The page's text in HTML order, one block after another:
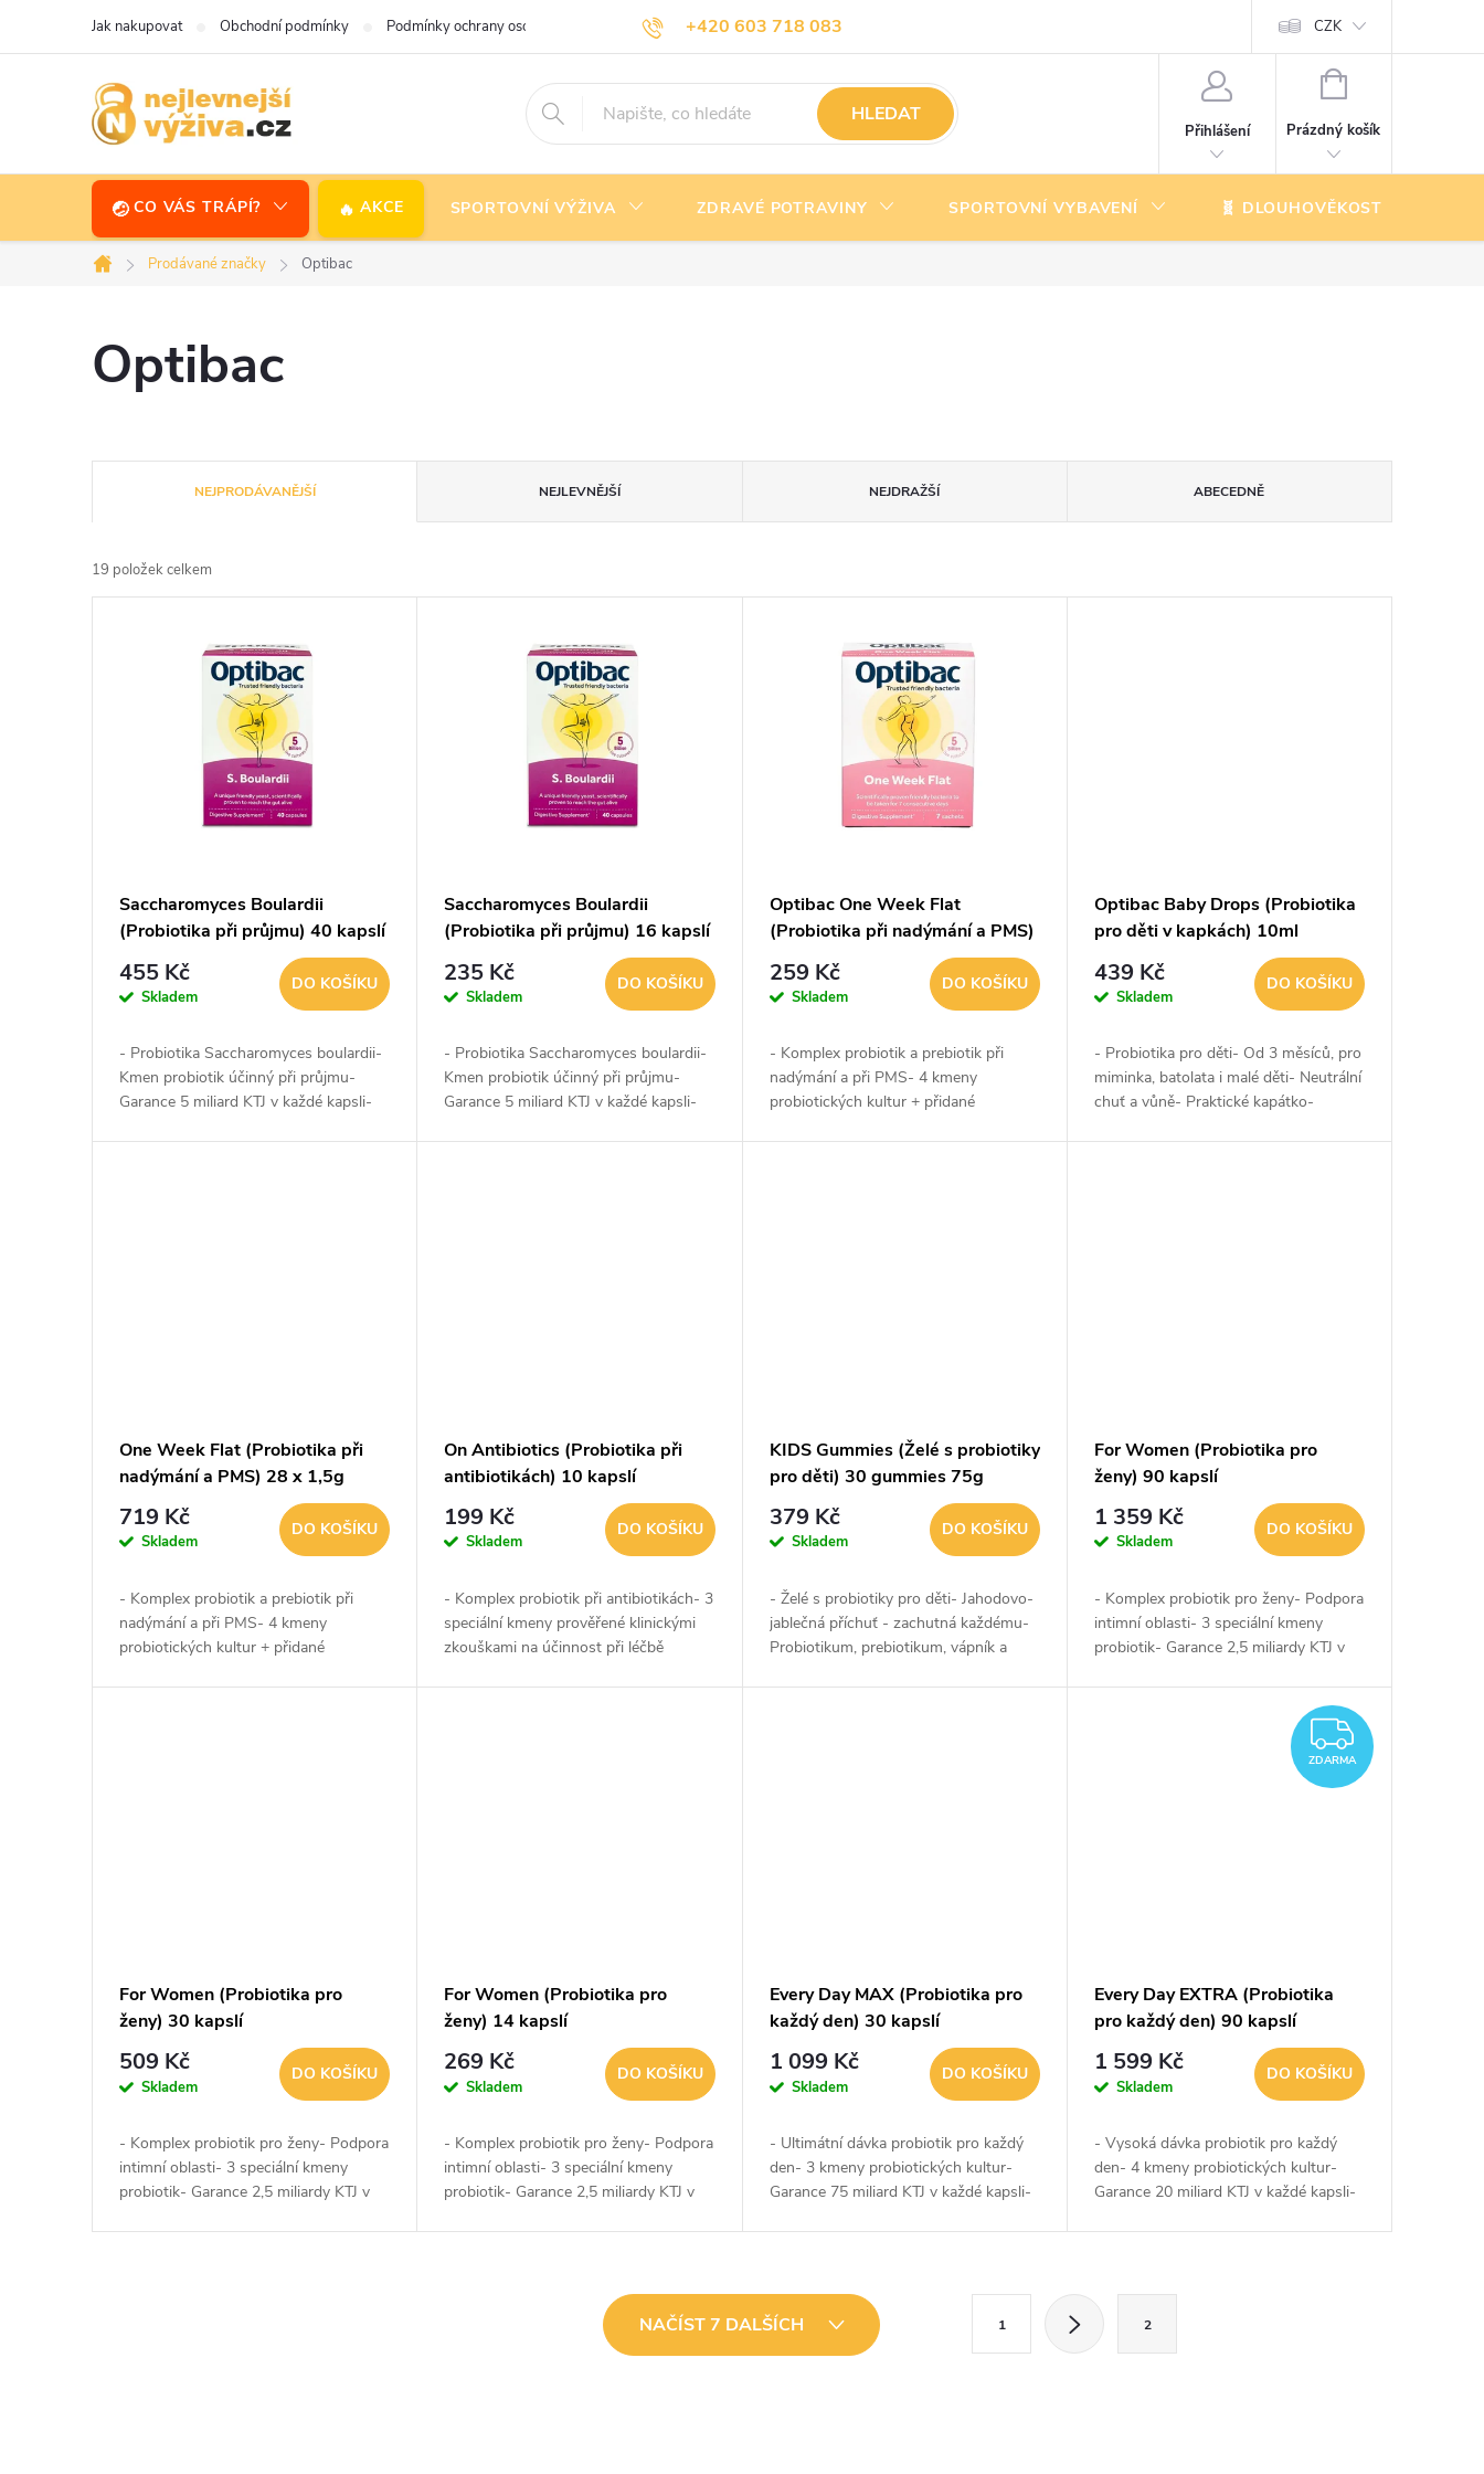
+420 603 718 083
info@nejlevnejsivyziva.cz
Jak nakupovat Obchodní podmínky Podmínky ochrany osobních údajů Doprava a platba Kontakty CZK
HLEDAT
Přihlášení
NÁKUPNÍ
Prázdný košík
CO VÁS TRÁPÍ? AKCE SPORTOVNÍ VÝŽIVA ZDRAVÉ POTRAVINY SPORTOVNÍ VYBAVENÍ 🧬 DLOUHOVĚKOST
Domů
Prodávané značky Optibac
Optibac
a
z
t
NEJPRODÁVANĚJŠÍ NEJLEVNĚJŠÍ NEJDRAŽŠÍ ABECEDNĚ
19 položek celkem
Saccharomyces Boulardii
(Probiotika při průjmu) 40 kapslí
455 Kč
Skladem
DO KOŠÍKU
- Probiotika Saccharomyces boulardii-
Kmen probiotik účinný při průjmu-
Garance 5 miliard KTJ v každé kapsli-
Saccharomyces Boulardii
(Probiotika při průjmu) 16 kapslí
235 Kč
Skladem
DO KOŠÍKU
- Probiotika Saccharomyces boulardii-
Kmen probiotik účinný při průjmu-
Garance 5 miliard KTJ v každé kapsli-
Optibac One Week Flat
(Probiotika při nadýmání a PMS)
7 x 1,5g sáček
259 Kč
Skladem
DO KOŠÍKU
- Komplex probiotik a prebiotik při
nadýmání a při PMS- 4 kmeny
probiotických kultur + přidané
Optibac Baby Drops (Probiotika
pro děti v kapkách) 10ml
439 Kč
Skladem
DO KOŠÍKU
- Probiotika pro děti- Od 3 měsíců, pro
miminka, batolata i malé děti- Neutrální
chuť a vůně- Praktické kapátko-
One Week Flat (Probiotika při
nadýmání a PMS) 28 x 1,5g
sáček
719 Kč
Skladem
DO KOŠÍKU
- Komplex probiotik a prebiotik při
nadýmání a při PMS- 4 kmeny
probiotických kultur + přidané
On Antibiotics (Probiotika při
antibiotikách) 10 kapslí
199 Kč
Skladem
DO KOŠÍKU
- Komplex probiotik při antibiotikách- 3
speciální kmeny prověřené klinickými
zkouškami na účinnost při léčbě
KIDS Gummies (Želé s probiotiky
pro děti) 30 gummies 75g
379 Kč
Skladem
DO KOŠÍKU
- Želé s probiotiky pro děti- Jahodovo-
jablečná příchuť - zachutná každému-
Probiotikum, prebiotikum, vápník a
For Women (Probiotika pro
ženy) 90 kapslí
1 359 Kč
Skladem
DO KOŠÍKU
- Komplex probiotik pro ženy- Podpora
intimní oblasti- 3 speciální kmeny
probiotik- Garance 2,5 miliardy KTJ v
For Women (Probiotika pro
ženy) 30 kapslí
509 Kč
Skladem
DO KOŠÍKU
- Komplex probiotik pro ženy- Podpora
intimní oblasti- 3 speciální kmeny
probiotik- Garance 2,5 miliardy KTJ v
For Women (Probiotika pro
ženy) 14 kapslí
269 Kč
Skladem
DO KOŠÍKU
- Komplex probiotik pro ženy- Podpora
intimní oblasti- 3 speciální kmeny
probiotik- Garance 2,5 miliardy KTJ v
Every Day MAX (Probiotika pro
každý den) 30 kapslí
1 099 Kč
Skladem
DO KOŠÍKU
- Ultimátní dávka probiotik pro každý
den- 3 kmeny probiotických kultur-
Garance 75 miliard KTJ v každé kapsli-
ZDARMA
Every Day EXTRA (Probiotika
pro každý den) 90 kapslí
1 599 Kč
Skladem
DO KOŠÍKU
- Vysoká dávka probiotik pro každý
den- 4 kmeny probiotických kultur-
Garance 20 miliard KTJ v každé kapsli-
NAČÍST 7 DALŠÍCH 1 2